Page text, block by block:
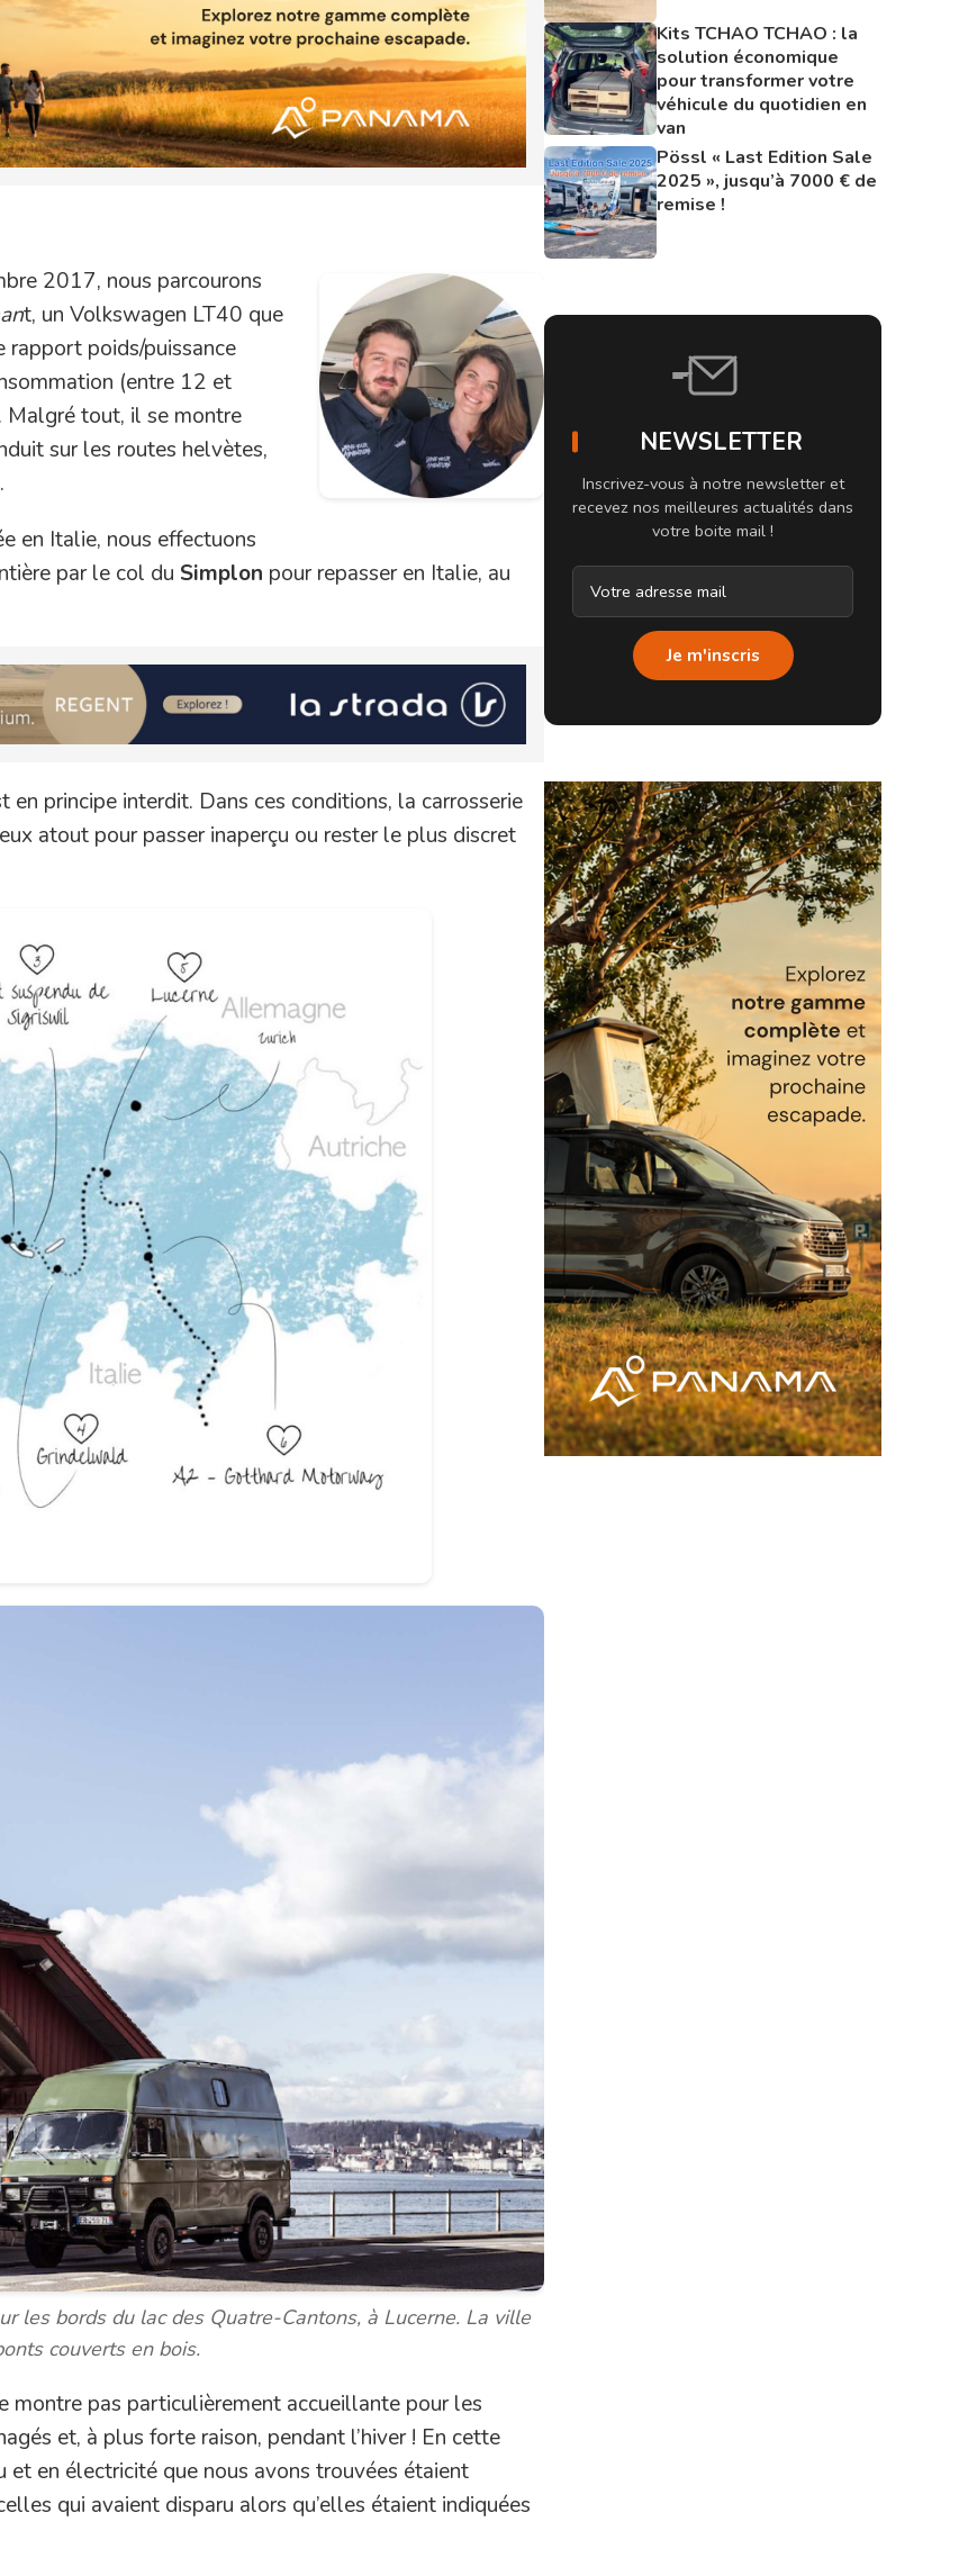
2017, nous parcourons
t, un Volkswagen LT40 que
rapport poids/puissance
(entre 12 et
tout, il se montre
sur les routes helvètes,
en Italie, nous effectuons
par le col du Simplon pour repasser en Italie, au
en principe interdit. Dans ces conditions, la carrosserie
atout pour passer inaperçu ou rester le plus discret
les bords du lac des Quatre-Cantons, à Lucerne. La ville
couverts en bois.
montre pas particulièrement accueillante pour les
et, à plus forte raison, pendant l’hiver ! En cette
et en électricité que nous avons trouvées étaient
qui avaient disparu alors qu’elles étaient indiquées
Kits TCHAO TCHAO : la
solution économique
pour transformer votre
véhicule du quotidien en
van
Pössl « Last Edition Sale
2025 », jusqu’à 7000 € de
remise !
NEWSLETTER
Inscrivez-vous à notre newsletter et
recevez nos meilleures actualités dans
votre boite mail !
Je m'inscris